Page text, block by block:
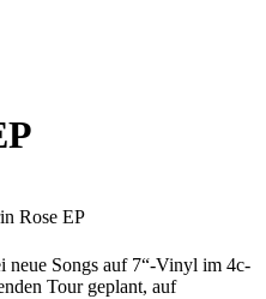
Rose EP
neue Songs auf 7“-Vinyl im 4c-
Tour geplant, auf